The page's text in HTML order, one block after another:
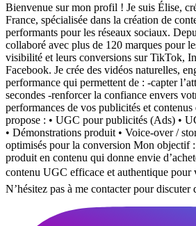
Bienvenue sur mon profil ! Je suis Élise,
France, spécialisée dans la création de
performants pour les réseaux sociaux.
collaboré avec plus de 120 marques pour
visibilité et leurs conversions sur TikTok,
Facebook. Je crée des vidéos naturelles,
performance qui permettent de : -capter
secondes -renforcer la confiance envers
performances de vos publicités et
propose : • UGC pour publicités (Ads) •
• Démonstrations produit • Voice-over /
optimisés pour la conversion Mon objectif
produit en contenu qui donne envie
contenu UGC efficace et authentique
N’hésitez pas à me contacter pour discuter